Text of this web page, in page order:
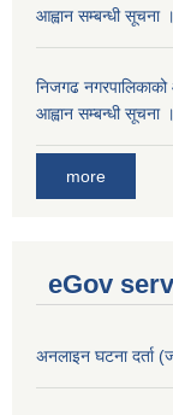
आह्वान सम्बन्धी सूचना ।
निजगढ
आह्वान सम्बन्धी सूचना ।
more
eGov
अनलाइन घटना दर्ता